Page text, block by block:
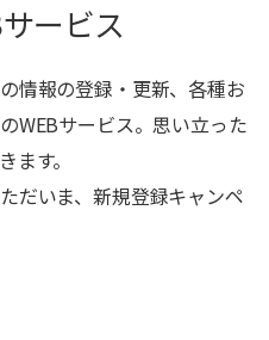
ービス
情報の登録・更新、各種お
WEBサービス。思い立った
ます。​
だいま、新規登録キャンペ